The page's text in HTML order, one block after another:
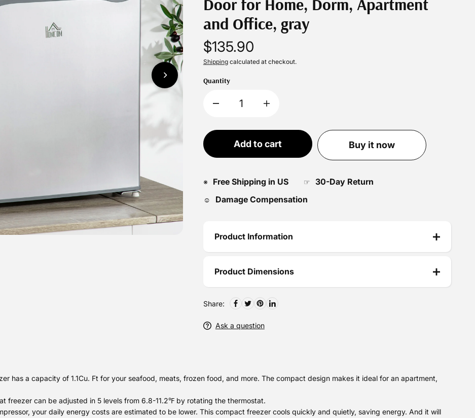
Door for Home, Dorm, Apartment
and Office, gray
$135.90
Shippingcalculated at checkout.
Quantity
Add to cart Buy it now
※ Free Shipping in US ☞ 30-Day Return
☺ Damage Compensation
Product Information
Product Dimensions
Share:
Ask a question
has a capacity of 1.1Cu. Ft for your seafood, meats, frozen food, and more. The compact design makes it ideal for an apartment,
freezer can be adjusted in 5 levels from 6.8-11.2℉ by rotating the thermostat.
your daily energy costs are estimated to be lower. This compact freezer cools quickly and quietly, saving energy. And it will